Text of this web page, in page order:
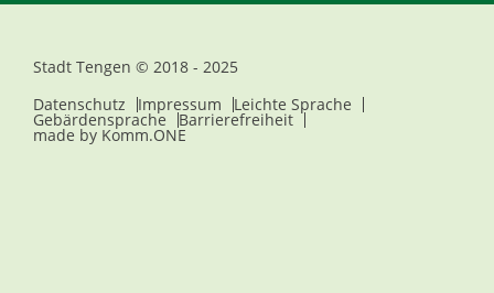
Stadt Tengen © 2018 - 2025
Datenschutz
Impressum Leichte Sprache
Gebärdensprache Barrierefreiheit
made by Komm.ONE